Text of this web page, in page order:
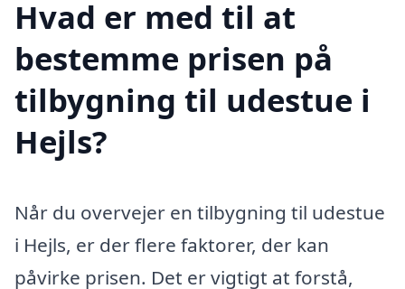
Hvad er med til at
bestemme prisen på
tilbygning til udestue i
Hejls?
Når du overvejer en tilbygning til udestue
i Hejls, er der flere faktorer, der kan
påvirke prisen. Det er vigtigt at forstå,